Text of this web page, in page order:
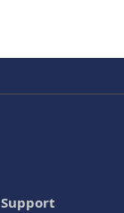
Support